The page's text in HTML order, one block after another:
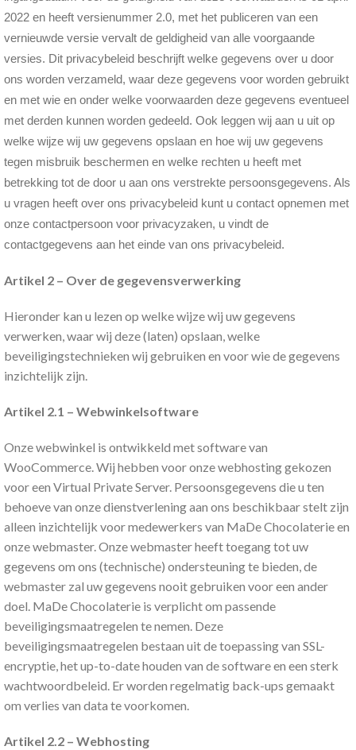
2022 en heeft versienummer 2.0, met het publiceren van een
vernieuwde versie vervalt de geldigheid van alle voorgaande
versies. Dit privacybeleid beschrijft welke gegevens over u door
ons worden verzameld, waar deze gegevens voor worden gebruikt
en met wie en onder welke voorwaarden deze gegevens eventueel
met derden kunnen worden gedeeld. Ook leggen wij aan u uit op
welke wijze wij uw gegevens opslaan en hoe wij uw gegevens
tegen misbruik beschermen en welke rechten u heeft met
betrekking tot de door u aan ons verstrekte persoonsgegevens. Als
u vragen heeft over ons privacybeleid kunt u contact opnemen met
onze contactpersoon voor privacyzaken, u vindt de
contactgegevens aan het einde van ons privacybeleid.
Artikel 2 – Over de gegevensverwerking
Hieronder kan u lezen op welke wijze wij uw gegevens
verwerken, waar wij deze (laten) opslaan, welke
beveiligingstechnieken wij gebruiken en voor wie de gegevens
inzichtelijk zijn.
Artikel 2.1 – Webwinkelsoftware
Onze webwinkel is ontwikkeld met software van
WooCommerce. Wij hebben voor onze webhosting gekozen
voor een Virtual Private Server. Persoonsgegevens die u ten
behoeve van onze dienstverlening aan ons beschikbaar stelt zijn
alleen inzichtelijk voor medewerkers van MaDe Chocolaterie en
onze webmaster. Onze webmaster heeft toegang tot uw
gegevens om ons (technische) ondersteuning te bieden, de
webmaster zal uw gegevens nooit gebruiken voor een ander
doel. MaDe Chocolaterie is verplicht om passende
beveiligingsmaatregelen te nemen. Deze
beveiligingsmaatregelen bestaan uit de toepassing van SSL-
encryptie, het up-to-date houden van de software en een sterk
wachtwoordbeleid. Er worden regelmatig back-ups gemaakt
om verlies van data te voorkomen.
Artikel 2.2 – Webhosting